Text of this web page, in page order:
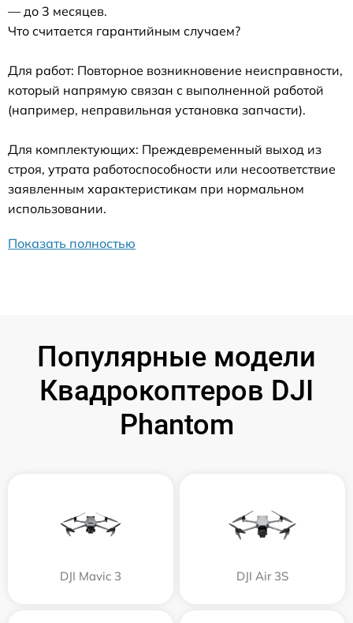
— до 3 месяцев.
Что считается гарантийным случаем?
Для работ: Повторное возникновение неисправности,
который напрямую связан с выполненной работой
(например, неправильная установка запчасти).
Для комплектующих: Преждевременный выход из
строя, утрата работоспособности или несоответствие
заявленным характеристикам при нормальном
использовании.
Показать полностью
Популярные модели
Квадрокоптеров DJI
Phantom
DJI Mavic 3 DJI Air 3S